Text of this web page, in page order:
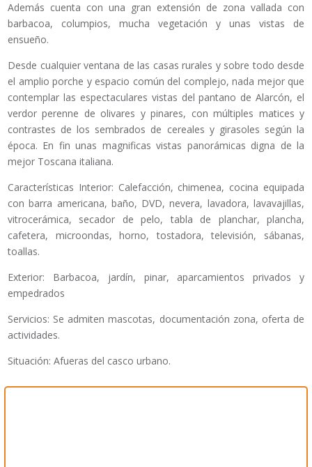
Además cuenta con una gran extensión de zona vallada con
barbacoa, columpios, mucha vegetación y unas vistas de
ensueño.
Desde cualquier ventana de las casas rurales y sobre todo desde
el amplio porche y espacio común del complejo, nada mejor que
contemplar las espectaculares vistas del pantano de Alarcón, el
verdor perenne de olivares y pinares, con múltiples matices y
contrastes de los sembrados de cereales y girasoles según la
época. En fin unas magnificas vistas panorámicas digna de la
mejor Toscana italiana.
Características Interior: Calefacción, chimenea, cocina equipada
con barra americana, baño, DVD, nevera, lavadora, lavavajillas,
vitrocerámica, secador de pelo, tabla de planchar, plancha,
cafetera, microondas, horno, tostadora, televisión, sábanas,
toallas.
Exterior: Barbacoa, jardín, pinar, aparcamientos privados y
empedrados
Servicios: Se admiten mascotas, documentación zona, oferta de
actividades.
Situación: Afueras del casco urbano.